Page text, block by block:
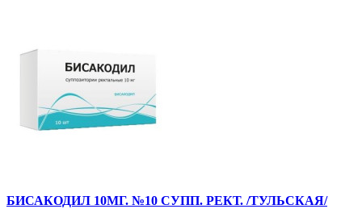
БИСАКОДИЛ 10МГ. №10 СУПП. РЕКТ. /ТУЛЬСКАЯ/